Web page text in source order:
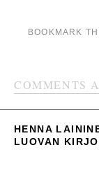
BOOKMARK
COMMENTS
HENNA
LUOVAN